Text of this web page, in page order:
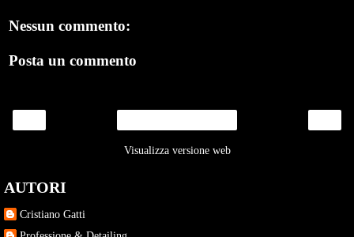
Nessun commento:
Posta un commento
Visualizza versione web
AUTORI
Cristiano Gatti